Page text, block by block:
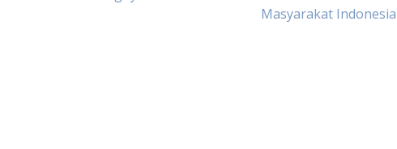
Masyarakat Indonesia